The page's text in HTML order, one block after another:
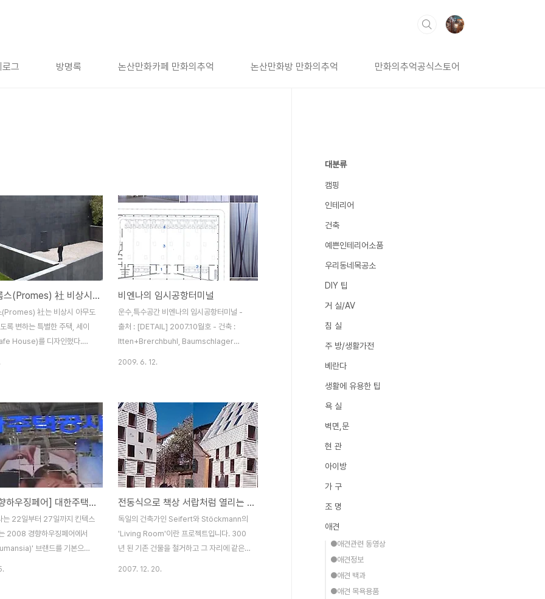
로그 방명록 논산만화카페 만화의추억 논산만화방 만화의추억 만화의추억공식스토어
KWK 프롬스(Promes) 社 비상시 아무도 들어올 수 없도록 변하는 세이프 하우스(Safe House)
(Promes) 社는 비상시 아무도
록 변하는 특별한 주택, 세이
House)를 디자인했다.
콘크리트 박스에서 주변과 차
세이프 모드 상태에서는 콘크
전면의 셔터만 보이며 특히 셔
영화를 보고 싶을 때 프로젝터
으로 사용할 수 있다. 세이프
하나만 누르면 셔터가 올라가
며 원래 상태로 돌아간다. 세
는 모든 보안 장치가 작동하기
작은 문을 제외하고는 집에 들
비엔나의 임시공항터미널
운수,특수공간 비엔나의 임시공항터미널 -
출처 : [DETAIL] 2007.10월호 - 건축 :
Itten+Brerchbuhl, Baumschlager
널 1A를 세웠다. 규모는 51x29m로 전통적
인 강철구조 방식을 취하고 표면의 모든 면을
구멍이 많은 폴리카보네이트 합판으로 반투
명하게 둘러쌓다. 내부공간의 기능에 따라 특
정한 부위의 외벽은 여러 겹의 효과를 낼 수
있는 플라스터보드가 내장된 벽으로 보강하
였으며, 건물 정면에 항공기 로고와 숫자, 글
씨들을 인쇄하여 흐릿한 느낌의 유리가 달린
안쪽 벽을 통하여 움직이는 것처럼 보..
2009. 6. 12.
2008 경향하우징페어] 대한주택공사의 사람이 만나는 공간 Humansia
는 22일부터 27일까지 킨텍스
2008 경향하우징페어에서
브랜드를 기본으로
전동식으로 책상 서랍처럼 열리는 집!
독일의 건축가인 Seifert와 Stöckmann의
'Living Room'이란 프로젝트입니다. 300
년 된 기존 건물을 철거하고 그 자리에 같은
2007. 12. 20.
대분류
캠핑
인테리어
건축
예쁜인테리어소품
우리동네목공소
DIY 팁
거 실/AV
침 실
주 방/생활가전
베란다
생활에 유용한 팁
욕 실
벽면,문
현 관
아이방
가 구
조 명
애견
●애견관련 동영상
●애견정보
●애견 백과
●애견 목욕용품